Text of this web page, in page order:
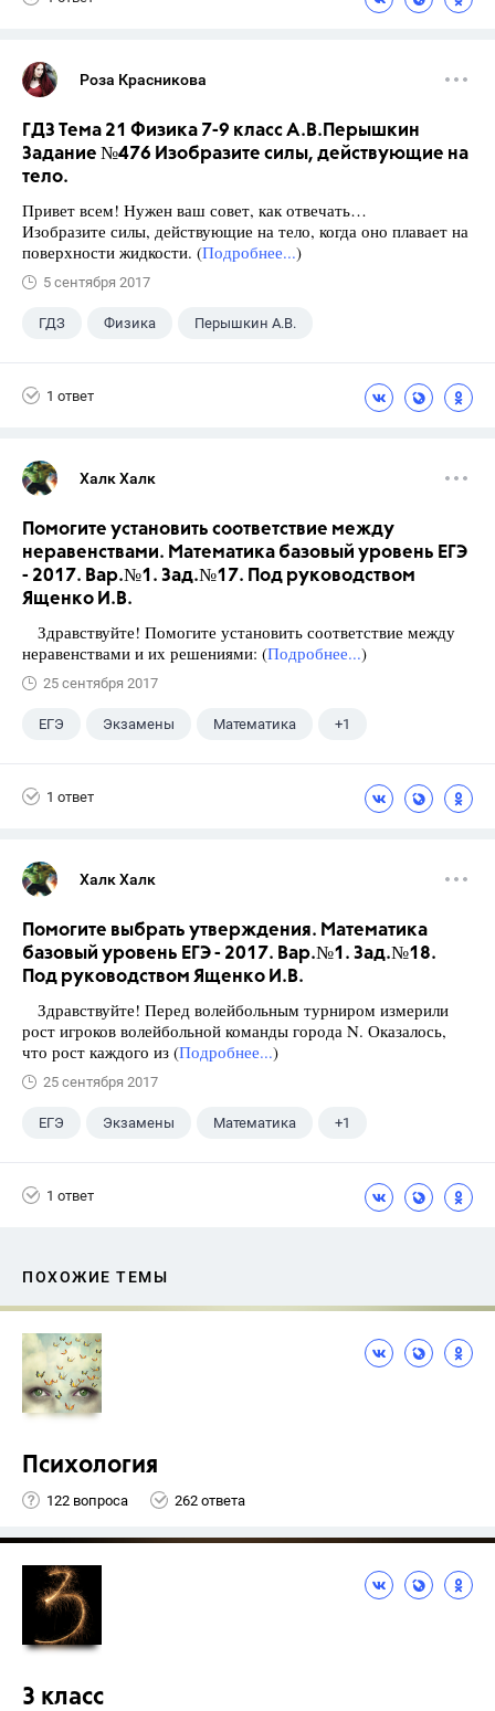
Роза Красникова
ГДЗ Тема 21 Физика 7-9 класс А.В.Перышкин
Задание №476 Изобразите силы, действующие на
тело.
Привет всем! Нужен ваш совет, как отвечать…
Изобразите силы, действующие на тело, когда оно плавает на
поверхности жидкости. (Подробнее...)
5 сентября 2017
ГДЗ Физика Перышкин А.В.
1 ответ
Халк Халк
Помогите установить соответствие между
неравенствами. Математика базовый уровень ЕГЭ
- 2017. Вар.№1. Зад.№17. Под руководством
Ященко И.В.
Здравствуйте! Помогите установить соответствие между
неравенствами и их решениями: (Подробнее...)
25 сентября 2017
ЕГЭ Экзамены Математика +1
1 ответ
Халк Халк
Помогите выбрать утверждения. Математика
базовый уровень ЕГЭ - 2017. Вар.№1. Зад.№18.
Под руководством Ященко И.В.
Здравствуйте! Перед волейбольным турниром измерили
рост игроков волейбольной команды города N. Оказалось,
что рост каждого из (Подробнее...)
25 сентября 2017
ЕГЭ Экзамены Математика +1
1 ответ
ПОХОЖИЕ ТЕМЫ
Психология
122 вопроса 262 ответа
3 класс